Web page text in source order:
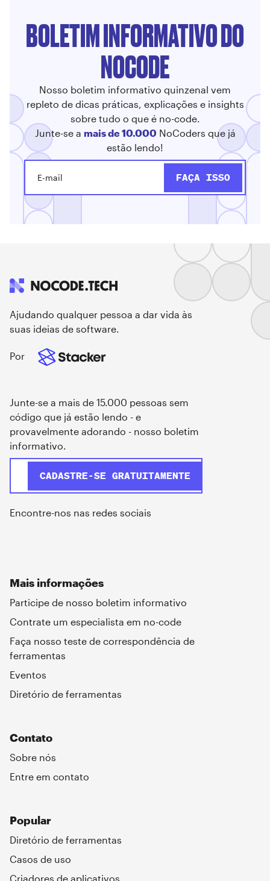
BOLETIM INFORMATIVO DO
NOCODE
Nosso boletim informativo quinzenal vem
repleto de dicas práticas, explicações e insights
sobre tudo o que é no-code.
Junte-se a mais de 10.000NoCoders que já
estão lendo!
Ajudando qualquer pessoa a dar vida às
suas ideias de software.
Por
Junte-se a mais de 15.000 pessoas sem
código que já estão lendo - e
provavelmente adorando - nosso boletim
informativo.
Encontre-nos nas redes sociais
Mais informações
Participe de nosso boletim informativo
Contrate um especialista em no-code
Faça nosso teste de correspondência de
ferramentas
Eventos
Diretório de ferramentas
Popular
Diretório de ferramentas
Casos de uso
Criadores de aplicativos
Contato
Sobre nós
Entre em contato